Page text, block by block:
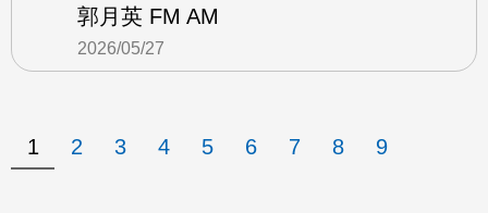
郭月英 FM AM
2026/05/27
1 2 3 4 5 6 7 8 9